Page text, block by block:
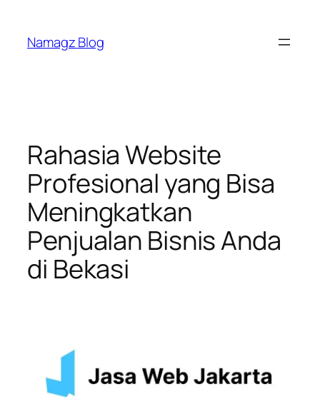
content
Namagz Blog
Rahasia Website
Profesional yang Bisa
Meningkatkan
Penjualan Bisnis Anda
di Bekasi